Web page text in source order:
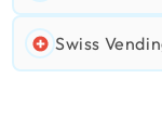
Swiss